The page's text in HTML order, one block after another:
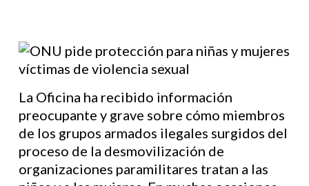
La Oficina ha recibido información
preocupante y grave sobre cómo miembros
de los grupos armados ilegales surgidos del
proceso de la desmovilización de
organizaciones paramilitares tratan a las